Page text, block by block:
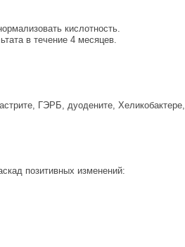
кислотность.
в течение 4 месяцев.
ГЭРБ, дуодените, Хеликобактере,
позитивных изменений: